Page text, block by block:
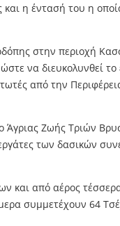
η έντασή του η
στην περιοχή
να διευκολυνθεί
από την
Άγριας Ζωής Τριών
των δασικών
και από αέρος
συμμετέχουν 64